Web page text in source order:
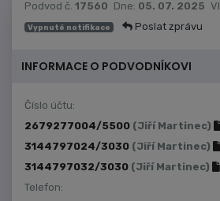
Podvod č. 17560 Dne: 05. 07. 2025
Vypnuté notifikace Poslat zprávu
INFORMACE O PODVODNÍKOVI
Číslo účtu:
2679277004/5500 (Jiří Martinec)
3144797024/3030 (Jiří Martinec)
3144797032/3030 (Jiří Martinec)
Telefon: